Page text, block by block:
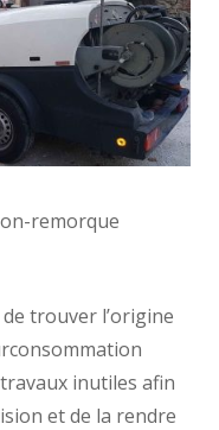
remorque
trouver l’origine
travaux inutiles afin
et de la rendre